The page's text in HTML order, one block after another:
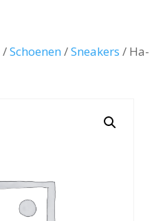
/Schoenen /Sneakers / Ha-